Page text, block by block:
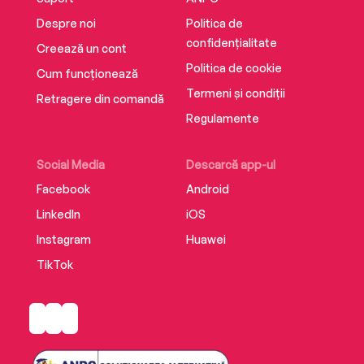
Despre noi
Creează un cont
Cum funcționează
Retragere din comandă
Social Media
Facebook
LinkedIn
Instagram
TikTok
Descarcă app-ul
Android
iOS
Huawei
Politica de
confidențialitate
Politica de cookie
Termeni și condiții
Regulamente